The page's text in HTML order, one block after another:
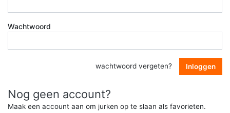
Wachtwoord
wachtwoord vergeten? Inloggen
Nog geen account?
Maak een account aan om jurken op te slaan als favorieten.